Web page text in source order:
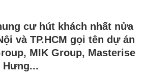
cư hút khách nhất nửa
và TP.HCM gọi tên dự án
MIK Group, Masterise
Hưng...